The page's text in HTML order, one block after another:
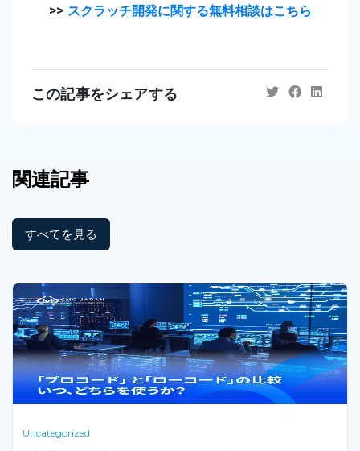
>> スクラッチ開発に関する無料相談はこちら
この記事をシェアする
関連記事
すべてを見る
Uncategorized